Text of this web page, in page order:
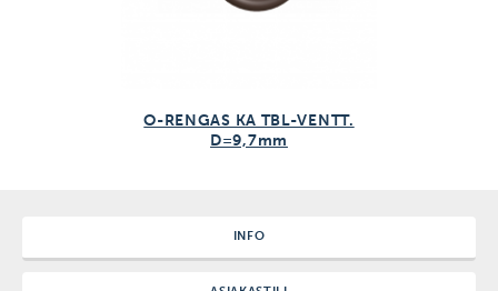
O-RENGAS KA TBL-VENTT.
D=9,7mm
INFO